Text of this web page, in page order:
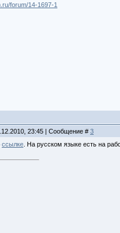
forum/14-1697-1
23:45 | Сообщение # 3
ссылке. На русском языке есть на